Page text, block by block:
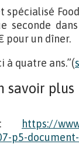
seconde
pour un dîner.
à quatre ans.”(
savoir plus
: https://
p5-